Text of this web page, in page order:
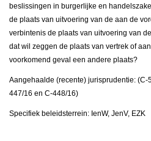
beslissingen in burgerlijke en
de plaats van uitvoering van de aan de
verbintenis de plaats van uitvoering van
dat wil zeggen de plaats van vertrek of
voorkomend geval een andere plaats?
Aangehaalde (recente) jurisprudentie:
447/16 en C-448/16)
Specifiek beleidsterrein: IenW, JenV, EZK